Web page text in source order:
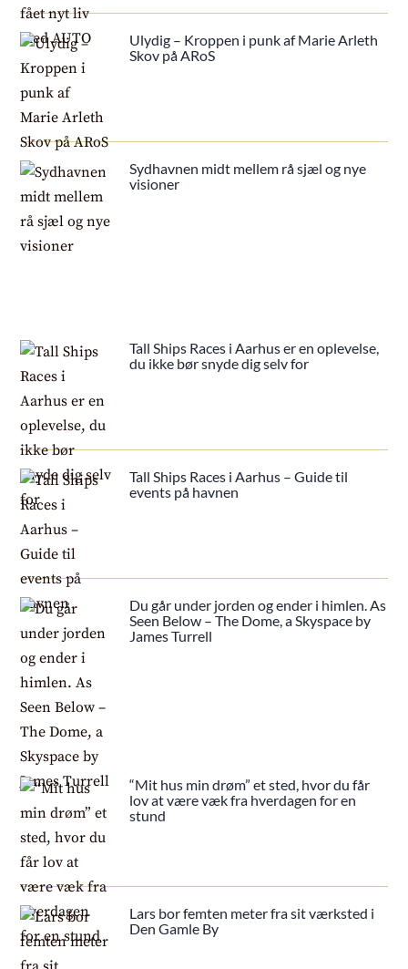
Ulydig – Kroppen i punk af Marie Arleth
Skov på ARoS
Sydhavnen midt mellem rå sjæl og nye
visioner
Tall Ships Races i Aarhus er en oplevelse,
du ikke bør snyde dig selv for
Tall Ships Races i Aarhus – Guide til
events på havnen
Du går under jorden og ender i himlen. As
Seen Below – The Dome, a Skyspace by
James Turrell
“Mit hus min drøm” et sted, hvor du får
lov at være væk fra hverdagen for en
stund
Lars bor femten meter fra sit værksted i
Den Gamle By